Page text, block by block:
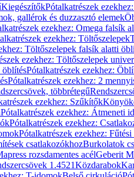
KiegészítőkPótalkatrészek
gallérok és duzzasztó elemek
ezekhez: Omega falsík
ezekhez: Töltőszelepek
Töltőszelepek falsík alatti
ezekhez: Töltőszelepek
öblítésPótalkatrészek ezekhez:
Pótalkatrészek ezekhez: 2
többrétegű
ezekhez: Szűkítők
Pótalkatrészek ezekhez: Átmeneti
Pótalkatrészek ezekhez:
Pótalkatrészek ezekhez:
csatlakozókhozBurkolatok
rozsdamentes acélGeberit
1.4521Közdarabok